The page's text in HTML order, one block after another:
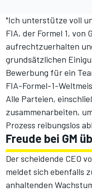
"Ich unterstütze voll
FIA, der Formel 1, von
aufrechtzuerhalten
grundsätzlichen
Bewerbung für ein
FIA-Formel-1-
Alle Parteien,
zusammenarbeiten,
Prozess reibungslos
Freude bei GM
Der scheidende CEO
meldet sich ebenfalls
anhaltenden